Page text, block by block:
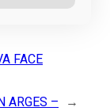
FACE
ARGES –
→